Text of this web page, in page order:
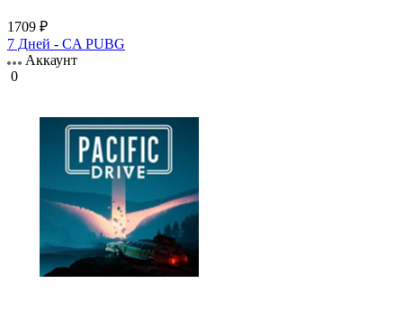
1709 ₽
7 Дней - CA PUBG
Аккаунт
0